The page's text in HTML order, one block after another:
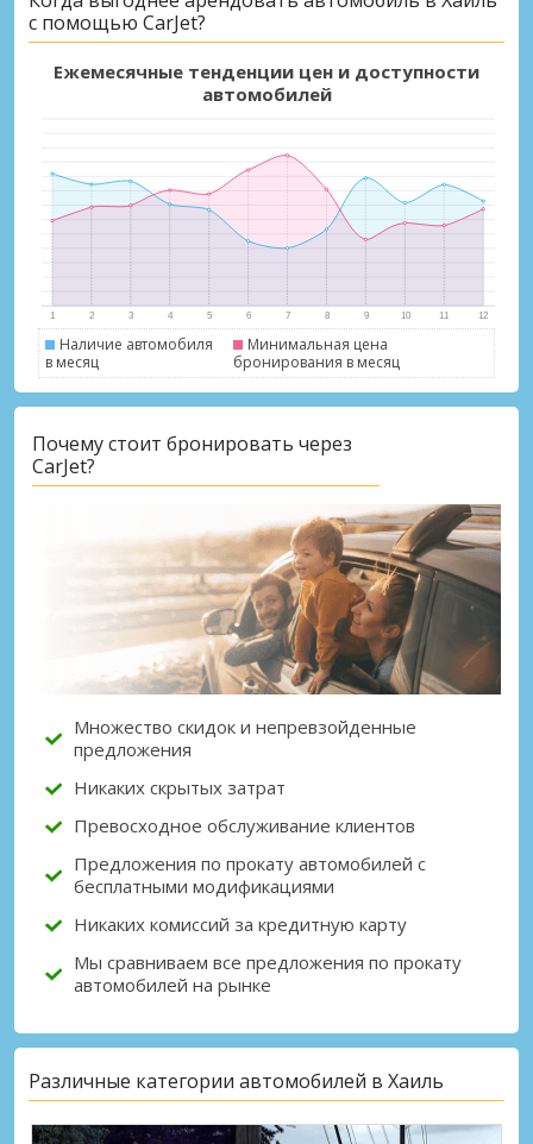
Лучшие сбережения
Получите доступ к эксклюзивным
предложениям партнёров
Войти с помощью eLink
с помощью CarJet?
Ежемесячные тенденции цен и доступности
автомобилей
Наличие автомобиля
в месяц
Минимальная цена
бронирования в месяц
Почему стоит бронировать через
CarJet?
Множество скидок и непревзойденные
предложения
Никаких скрытых затрат
Превосходное обслуживание клиентов
Предложения по прокату автомобилей с
бесплатными модификациями
Никаких комиссий за кредитную карту
Мы сравниваем все предложения по прокату
автомобилей на рынке
Различные категории автомобилей в Хаиль